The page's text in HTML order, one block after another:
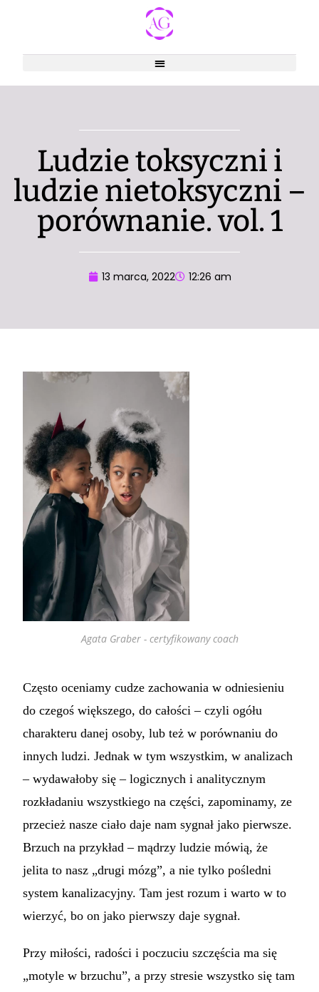
Ludzie toksyczni i
ludzie nietoksyczni –
porównanie. vol. 1
13 marca, 2022 12:26 am
Agata Graber - certyfikowany coach
Często oceniamy cudze zachowania w odniesieniu
do czegoś większego, do całości – czyli ogółu
charakteru danej osoby, lub też w porównaniu do
innych ludzi. Jednak w tym wszystkim, w analizach
– wydawałoby się – logicznych i analitycznym
rozkładaniu wszystkiego na części, zapominamy, ze
przecież nasze ciało daje nam sygnał jako pierwsze.
Brzuch na przykład – mądrzy ludzie mówią, że
jelita to nasz „drugi mózg”, a nie tylko pośledni
system kanalizacyjny. Tam jest rozum i warto w to
wierzyć, bo on jako pierwszy daje sygnał.
Przy miłości, radości i poczuciu szczęścia ma się
„motyle w brzuchu”, a przy stresie wszystko się tam